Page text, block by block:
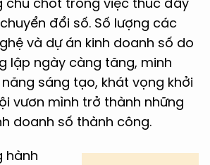
đổi số. Số lượng các
và dự án kinh doanh số do
lập ngày càng tăng, minh
sáng tạo, khát vọng khởi
vươn mình trở thành những
doanh số thành công.
hành